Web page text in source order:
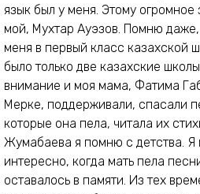
язык был у меня. Этому
мой, Мухтар Ауэзов. Помню даже,
меня в первый класс казахской
было только две казахские
внимание и моя мама, Фатима
Мерке, поддерживали, спасали
которые она пела, читала их
Жумабаева я помню с детства. Я
интересно, когда мать пела
оставалось в памяти. Из тех